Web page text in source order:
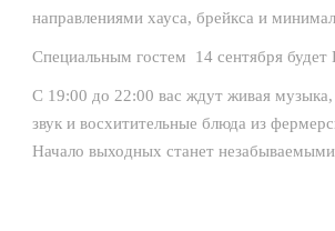
направлениями хауса, брейкса и
Специальным гостем 14 сентября будет
С 19:00 до 22:00 вас ждут живая музыка,
звук и восхитительные блюда из
Начало выходных станет